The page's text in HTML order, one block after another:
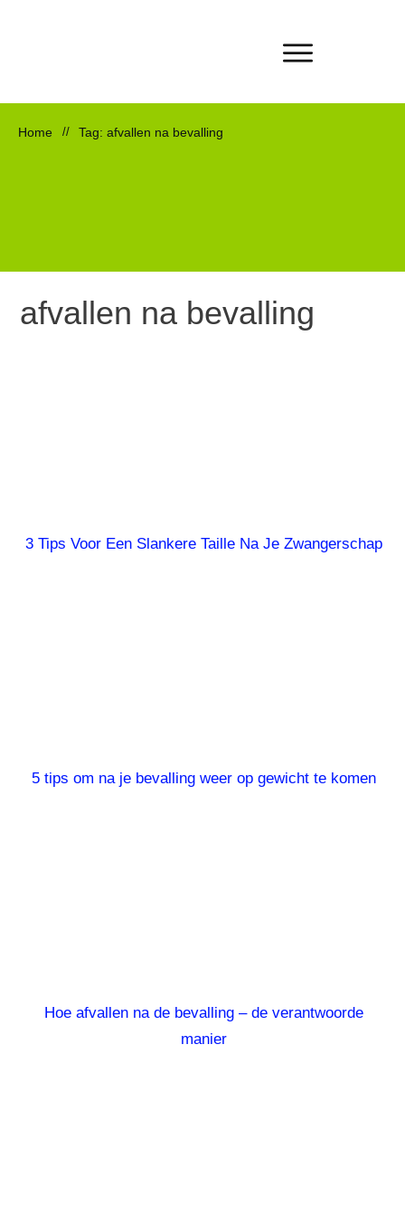
Home // Tag: afvallen na bevalling
afvallen na bevalling
3 Tips Voor Een Slankere Taille Na Je Zwangerschap
5 tips om na je bevalling weer op gewicht te komen
Hoe afvallen na de bevalling – de verantwoorde
manier